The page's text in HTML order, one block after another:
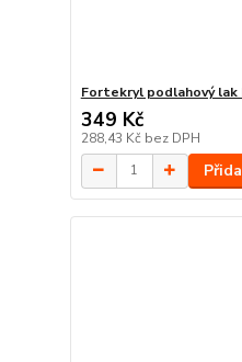
Fortekryl podlahový lak
349 Kč
288,43 Kč bez DPH